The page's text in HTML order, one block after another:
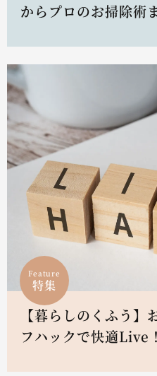
からプロのお掃除術
Feature
特集
【暮らしのくふう】
フハックで快適Live！